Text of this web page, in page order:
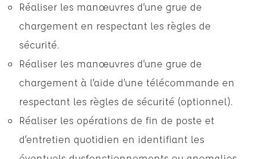
Réaliser les manœuvres d’une grue de
chargement en respectant les règles de
sécurité.
Réaliser les manœuvres d’une grue de
chargement à l’aide d’une télécommande en
respectant les règles de sécurité (optionnel).
Réaliser les opérations de fin de poste et
d’entretien quotidien en identifiant les